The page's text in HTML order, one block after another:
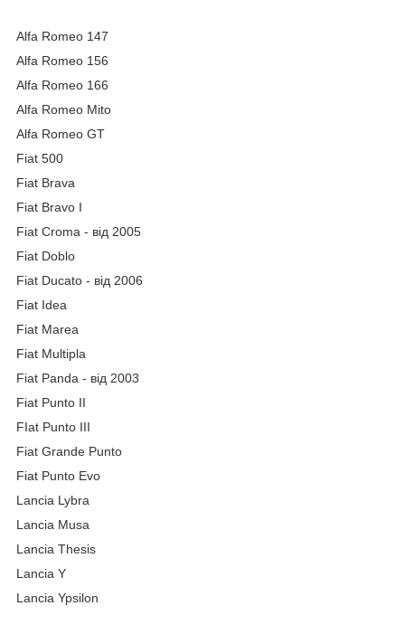
Alfa Romeo 147
Alfa Romeo 156
Alfa Romeo 166
Alfa Romeo Mito
Alfa Romeo GT
Fiat 500
Fiat Brava
Fiat Bravo I
Fiat Croma - від 2005
Fiat Doblo
Fiat Ducato - від 2006
Fiat Idea
Fiat Marea
Fiat Multipla
Fiat Panda - від 2003
Fiat Punto II
FIat Punto III
Fiat Grande Punto
Fiat Punto Evo
Lancia Lybra
Lancia Musa
Lancia Thesis
Lancia Y
Lancia Ypsilon